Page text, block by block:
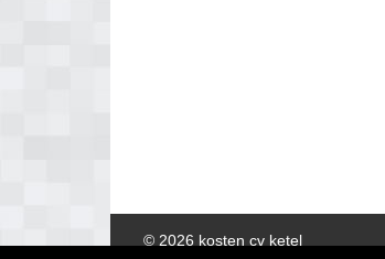
© 2026 kosten cv ketel